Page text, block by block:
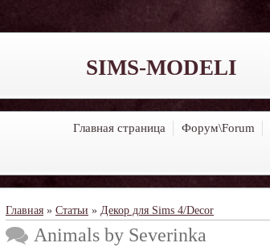
SIMS-MODELI
Главная страница Форум\Forum
Главная » Статьи » Декор для Sims 4/Decor
Animals by Severinka